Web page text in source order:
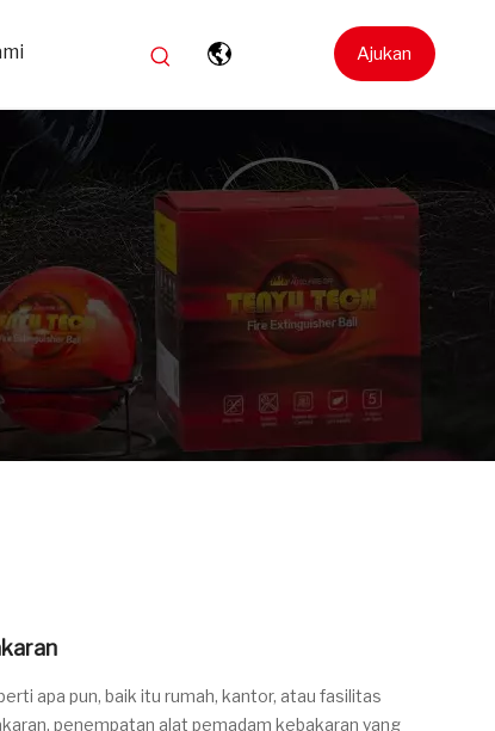
Ajukan
Pertanyaan
apa pun, baik itu rumah, kantor, atau fasilitas
penempatan alat pemadam kebakaran yang